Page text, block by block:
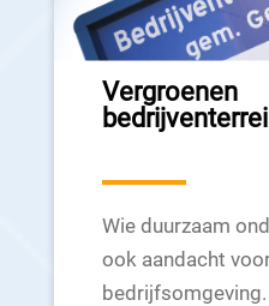
Vergroenen
Wie duurzaam
ook aandacht